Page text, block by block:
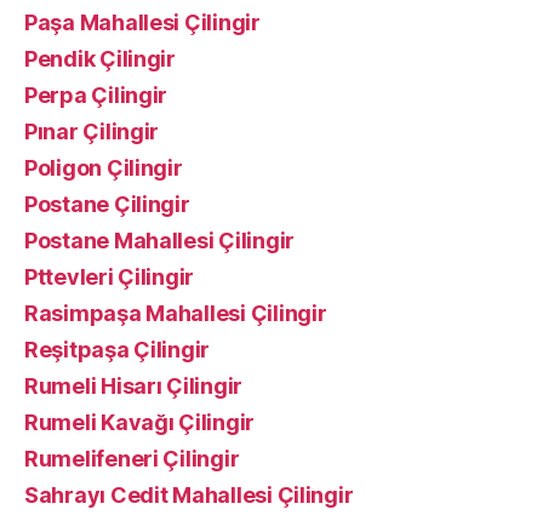
Paşa Mahallesi Çilingir
Pendik Çilingir
Perpa Çilingir
Pınar Çilingir
Poligon Çilingir
Postane Çilingir
Postane Mahallesi Çilingir
Pttevleri Çilingir
Rasimpaşa Mahallesi Çilingir
Reşitpaşa Çilingir
Rumeli Hisarı Çilingir
Rumeli Kavağı Çilingir
Rumelifeneri Çilingir
Sahrayı Cedit Mahallesi Çilingir